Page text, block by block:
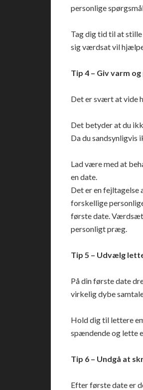
personlige
Tag dig tid til at
sig værdsat vil
Tip 4 – Giv varm
Det er svært at vide
Det betyder at du
Da du sandsynligvis
Lad være med at
en date.
Det er en fejltagelse
forskellige
første date. Værdsæt
personligt præg.
Tip 5 – Udvælg
På din første date
virkelig dybe
Hold dig til lettere
spændende og lette
Tip 6 – Undgå at
Efter første date er